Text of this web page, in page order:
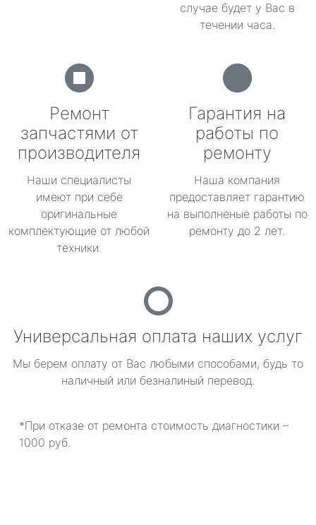
случае будет у Вас в
течении часа.
Ремонт
запчастями от
производителя
Наши специалисты
имеют при себе
оригинальные
комплектующие от любой
техники.
Гарантия на
работы по
ремонту
Наша компания
предоставляет гарантию
на выполненые работы по
ремонту до 2 лет.
Универсальная оплата наших услуг
Мы берем оплату от Вас любыми способами, будь то
наличный или безналиный перевод.
*При отказе от ремонта стоимость диагностики –
1000 руб.